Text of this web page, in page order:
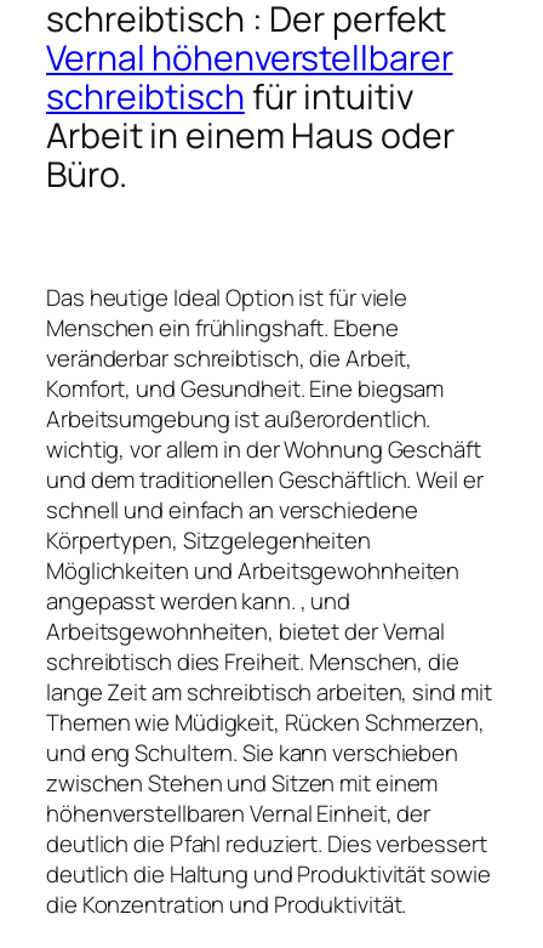
schreibtisch : Der perfekt
Vernal höhenverstellbarer
schreibtischfür intuitiv
Arbeit in einem Haus oder
Büro.
Das heutige Ideal Option ist für viele
Menschen ein frühlingshaft. Ebene
veränderbar schreibtisch, die Arbeit,
Komfort, und Gesundheit. Eine biegsam
Arbeitsumgebung ist außerordentlich.
wichtig, vor allem in der Wohnung Geschäft
und dem traditionellen Geschäftlich. Weil er
schnell und einfach an verschiedene
Körpertypen, Sitzgelegenheiten
Möglichkeiten und Arbeitsgewohnheiten
angepasst werden kann. , und
Arbeitsgewohnheiten, bietet der Vernal
schreibtisch dies Freiheit. Menschen, die
lange Zeit am schreibtisch arbeiten, sind mit
Themen wie Müdigkeit, Rücken Schmerzen,
und eng Schultern. Sie kann verschieben
zwischen Stehen und Sitzen mit einem
höhenverstellbaren Vernal Einheit, der
deutlich die Pfahl reduziert. Dies verbessert
deutlich die Haltung und Produktivität sowie
die Konzentration und Produktivität.